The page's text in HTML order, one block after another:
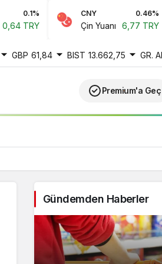
CNY 0.46%
Çin Yuanı 6,77 TRY
GBP
GBP 61,84 BIST 13.662,75 GR.
Premium'a Geç
Gündüz Modu
Gündüz modunu
Gündemden Haberler